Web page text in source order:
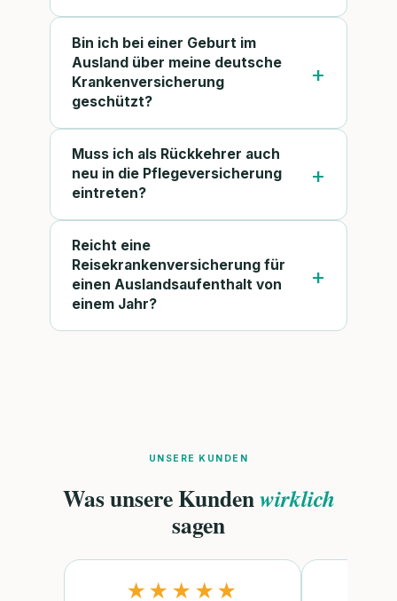
Bin ich bei einer Geburt im
Ausland über meine deutsche
Krankenversicherung
geschützt?
Muss ich als Rückkehrer auch
neu in die Pflegeversicherung
eintreten?
Reicht eine
Reisekrankenversicherung für
einen Auslandsaufenthalt von
einem Jahr?
UNSERE KUNDEN
Was unsere Kundenwirklich
sagen
★★★★★